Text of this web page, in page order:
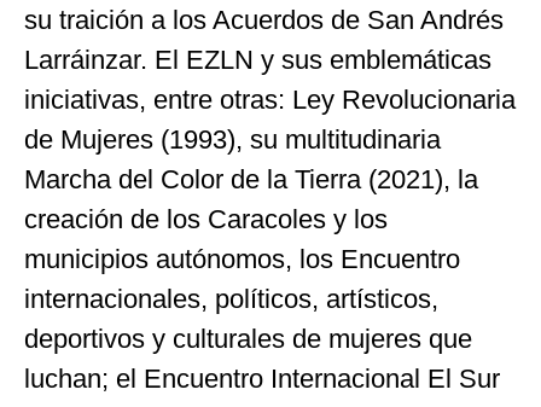
su traición a los Acuerdos de San Andrés
Larráinzar. El EZLN y sus emblemáticas
iniciativas, entre otras: Ley Revolucionaria
de Mujeres (1993), su multitudinaria
Marcha del Color de la Tierra (2021), la
creación de los Caracoles y los
municipios autónomos, los Encuentro
internacionales, políticos, artísticos,
deportivos y culturales de mujeres que
luchan; el Encuentro Internacional El Sur